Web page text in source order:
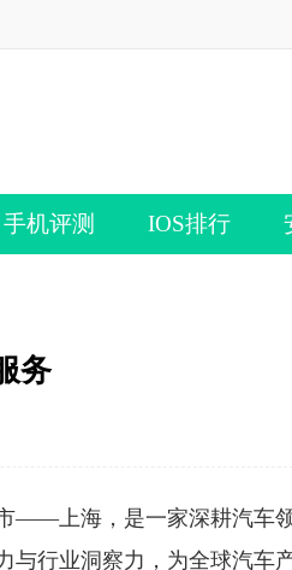
手机评测 IOS排行
务
——上海，是一家深耕汽车
与行业洞察力，为全球汽车